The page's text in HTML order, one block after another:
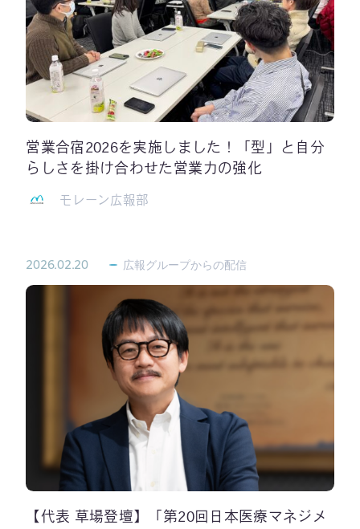
営業合宿2026を実施しました！「型」と自分
らしさを掛け合わせた営業力の強化
モレーン広報部
2026.02.20 広報グループからの配信
【代表 草場登壇】「第20回日本医療マネジメ